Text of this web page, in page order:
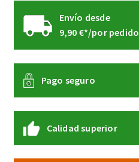
Envío desde
9,90 €*/por pedido
Pago seguro
Calidad superior